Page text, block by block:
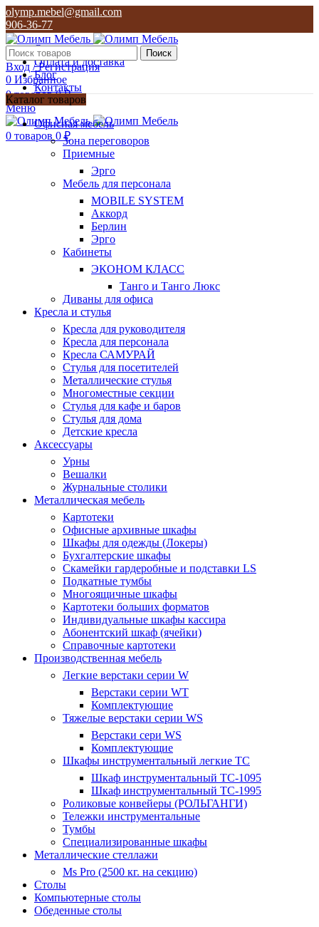
olymp.mebel@gmail.com
906-36-77
О нас
Оплата и доставка
Блог
Контакты
906-36-77
Поиск
Вход / Регистрация
0 Избранное
0товаров 0₽
Меню
0 товаров 0₽
Каталог товаров
Офисная мебель
Зона переговоров
Приемные
Эрго
Мебель для персонала
MOBILE SYSTEM
Аккорд
Берлин
Эрго
Кабинеты
ЭКОНОМ КЛАСС
Танго и Танго Люкс
Диваны для офиса
Кресла и стулья
Кресла для руководителя
Кресла для персонала
Кресла САМУРАЙ
Стулья для посетителей
Металлические стулья
Многоместные секции
Стулья для кафе и баров
Стулья для дома
Детские кресла
Аксессуары
Урны
Вешалки
Журнальные столики
Металлическая мебель
Картотеки
Офисные архивные шкафы
Шкафы для одежды (Локеры)
Бухгалтерские шкафы
Скамейки гардеробные и подставки LS
Подкатные тумбы
Многоящичные шкафы
Картотеки больших форматов
Индивидуальные шкафы кассира
Абонентский шкаф (ячейки)
Справочные картотеки
Производственная мебель
Легкие верстаки серии W
Верстаки серии WT
Комплектующие
Тяжелые верстаки серии WS
Верстаки сери WS
Комплектующие
Шкафы инструментальный легкие ТС
Шкаф инструментальный TC-1095
Шкаф инструментальный TC-1995
Роликовые конвейеры (РОЛЬГАНГИ)
Тележки инструментальные
Тумбы
Специализированные шкафы
Металлические стеллажи
Ms Pro (2500 кг. на секцию)
Столы
Компьютерные столы
Обеденные столы